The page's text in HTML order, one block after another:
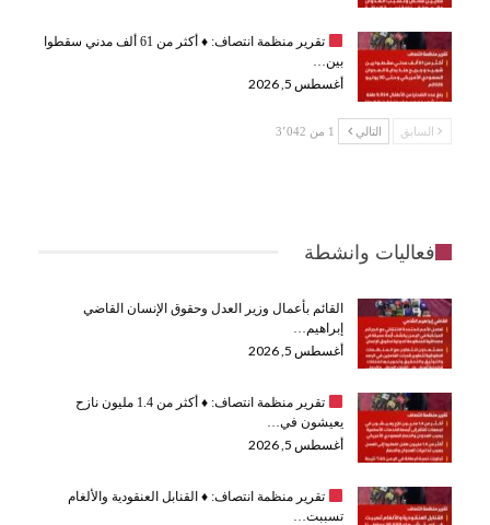
تقرير منظمة انتصاف: ♦️
أكثر من 61 ألف مدني سقطوا
بين…
أغسطس 5, 2026
السابق التالي 1 من 3٬042
فعاليات وانشطة
القائم بأعمال وزير العدل وحقوق الإنسان القاضي
إبراهيم…
أغسطس 5, 2026
تقرير منظمة انتصاف: ♦️
أكثر من 1.4 مليون نازح
يعيشون في…
أغسطس 5, 2026
تقرير منظمة انتصاف: ♦️القنابل العنقودية والألغام
تسببت…